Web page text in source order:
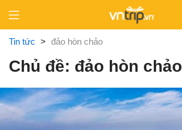
content
Tin tức > đảo hòn chảo
Chủ đề: đảo hòn chảo